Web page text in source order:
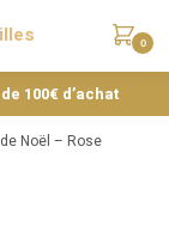
0
100€ d’achat
Noël – Rose